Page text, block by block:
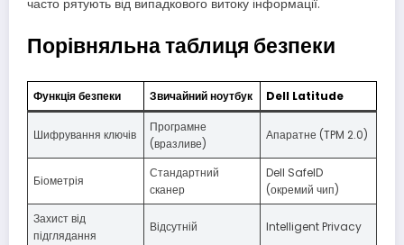
часто рятують від випадкового витоку інформації.
Порівняльна таблиця безпеки
Функція безпеки Звичайний ноутбук Dell Latitude
Шифрування ключів
Програмне
(вразливе)
Апаратне (TPM 2.0)
Біометрія
Стандартний
сканер
Dell SafeID
(окремий чип)
Захист від
підглядання
Відсутній Intelligent Privacy